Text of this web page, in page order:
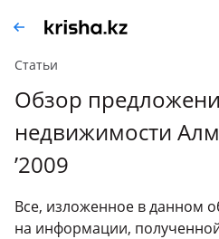
Статьи
Обзор
недвижимости
’2009
Все, изложенное в данном
на информации,